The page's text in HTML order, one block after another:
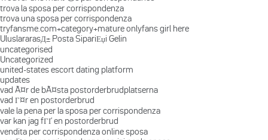
trova la sposa per corrispondenza
trova una sposa per corrispondenza
tryfansme.com+category+mature onlyfans girl here
UluslararasД± Posta SipariЕџi Gelin
uncategorised
Uncategorized
united-states escort dating platform
updates
vad Ã¤r de bÃ¤sta postorderbrudplatserna
vad Г¤r en postorderbrud
vale la pena per la sposa per corrispondenza
var kan jag fГҐ en postorderbrud
vendita per corrispondenza online sposa